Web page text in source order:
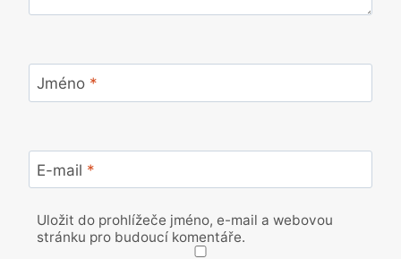
Jméno *
E-mail *
Uložit do prohlížeče jméno, e-mail a webovou
stránku pro budoucí komentáře.